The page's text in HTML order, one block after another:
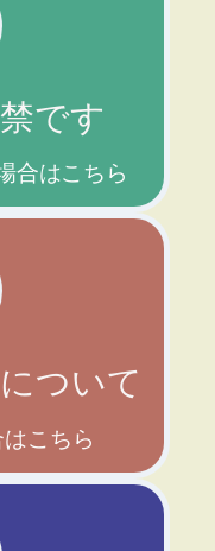
です
合はこちら
ついて
こちら